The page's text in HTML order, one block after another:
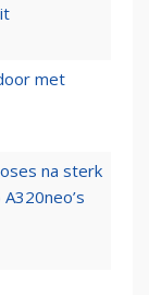
met
na sterk